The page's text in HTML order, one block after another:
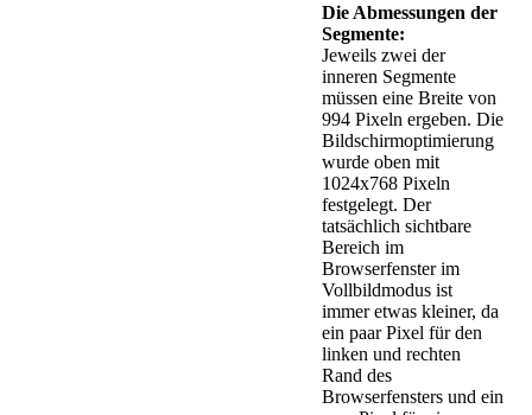
Die Abmessungen der
Segmente:
Jeweils zwei der
inneren Segmente
müssen eine Breite von
994 Pixeln ergeben. Die
Bildschirmoptimierung
wurde oben mit
1024x768 Pixeln
festgelegt. Der
tatsächlich sichtbare
Bereich im
Browserfenster im
Vollbildmodus ist
immer etwas kleiner, da
ein paar Pixel für den
linken und rechten
Rand des
Browserfensters und ein